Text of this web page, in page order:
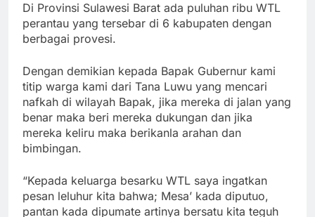
Di Provinsi Sulawesi Barat ada puluhan ribu WTL
perantau yang tersebar di 6 kabupaten dengan
berbagai provesi.
Dengan demikian kepada Bapak Gubernur kami
titip warga kami dari Tana Luwu yang mencari
nafkah di wilayah Bapak, jika mereka di jalan yang
benar maka beri mereka dukungan dan jika
mereka keliru maka berikanla arahan dan
bimbingan.
“Kepada keluarga besarku WTL saya ingatkan
pesan leluhur kita bahwa; Mesa’ kada diputuo,
pantan kada dipumate artinya bersatu kita teguh